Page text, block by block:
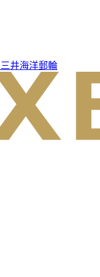
三井海洋郵輪